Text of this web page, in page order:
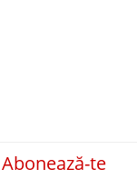
Abonează-te